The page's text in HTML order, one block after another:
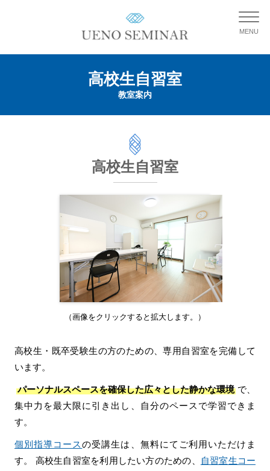
MENU
高校生自習室
教室案内
高校生自習室
（画像をクリックすると拡大します。）
高校生・既卒受験生の方のための、専用自習室を完備して
います。
パーソナルスペースを確保した広々とした静かな環境 で、
集中力を最大限に引き出し、自分のペースで学習できま
す。
個別指導コースの受講生は、無料にてご利用いただけま
す。 高校生自習室を利用したい方のための、
自習室生コー